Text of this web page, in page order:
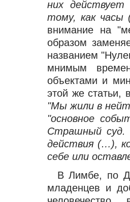
них действует
тому, как
внимание на
образом
названием
мнимым
объектами и
этой же статьи,
"Мы жили в
"основное
Страшный суд.
действия (…),
себе или
В Лимбе, по
младенцев и